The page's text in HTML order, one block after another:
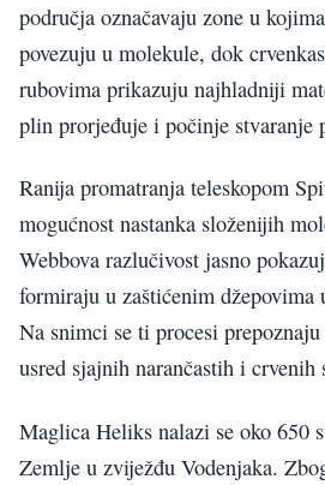
područja označavaju zone u
povezuju u molekule, dok
rubovima prikazuju najhladniji
plin prorjeđuje i počinje stvaranje
Ranija promatranja teleskopom
mogućnost nastanka složenijih
Webbova razlučivost jasno
formiraju u zaštićenim džepovima
Na snimci se ti procesi
usred sjajnih narančastih i crvenih
Maglica Heliks nalazi se oko 650
Zemlje u zviježđu Vodenjaka.